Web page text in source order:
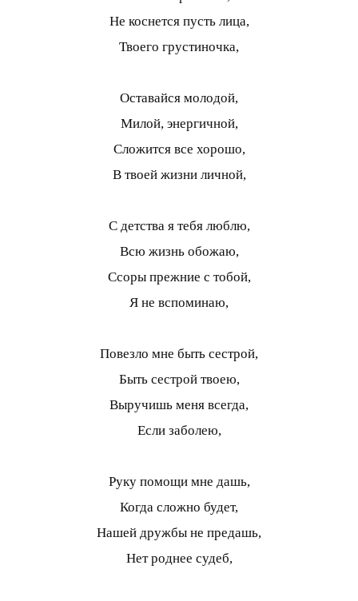
Не коснется пусть лица,
Твоего грустиночка,
Оставайся молодой,
Милой, энергичной,
Сложится все хорошо,
В твоей жизни личной,
С детства я тебя люблю,
Всю жизнь обожаю,
Ссоры прежние с тобой,
Я не вспоминаю,
Повезло мне быть сестрой,
Быть сестрой твоею,
Выручишь меня всегда,
Если заболею,
Руку помощи мне дашь,
Когда сложно будет,
Нашей дружбы не предашь,
Нет роднее судеб,